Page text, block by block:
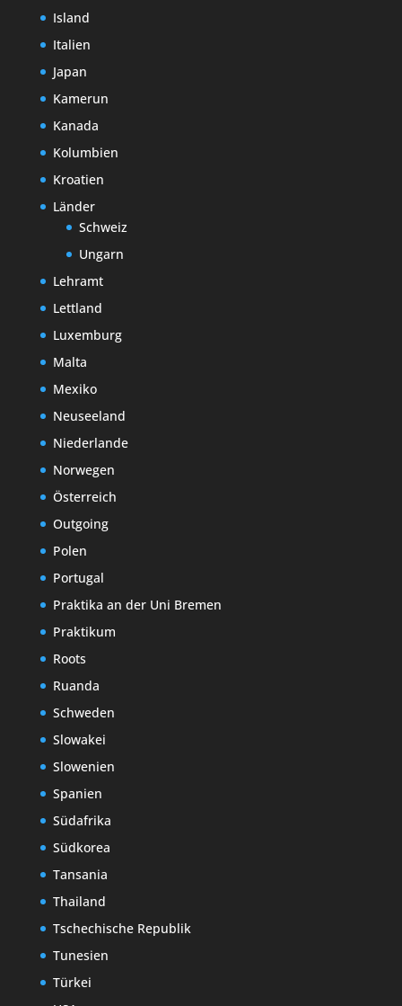
Island
Italien
Japan
Kamerun
Kanada
Kolumbien
Kroatien
Länder
Schweiz
Ungarn
Lehramt
Lettland
Luxemburg
Malta
Mexiko
Neuseeland
Niederlande
Norwegen
Österreich
Outgoing
Polen
Portugal
Praktika an der Uni Bremen
Praktikum
Roots
Ruanda
Schweden
Slowakei
Slowenien
Spanien
Südafrika
Südkorea
Tansania
Thailand
Tschechische Republik
Tunesien
Türkei